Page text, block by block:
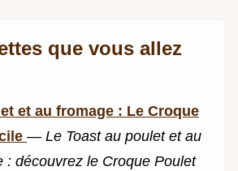
que vous allez
et au fromage : Le Croque
— Le Toast au poulet et au
: découvrez le Croque Poulet